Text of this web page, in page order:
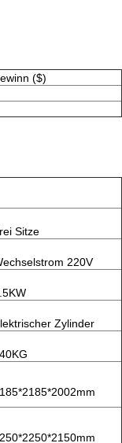
($)
Sitze
220V
Zylinder